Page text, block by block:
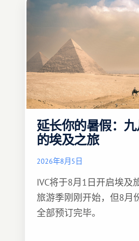
延长你的暑假：
的埃及之旅
2026年8月5日
IVC将于8月1日开启埃及
旅游季刚刚开始，但8月
全部预订完毕。